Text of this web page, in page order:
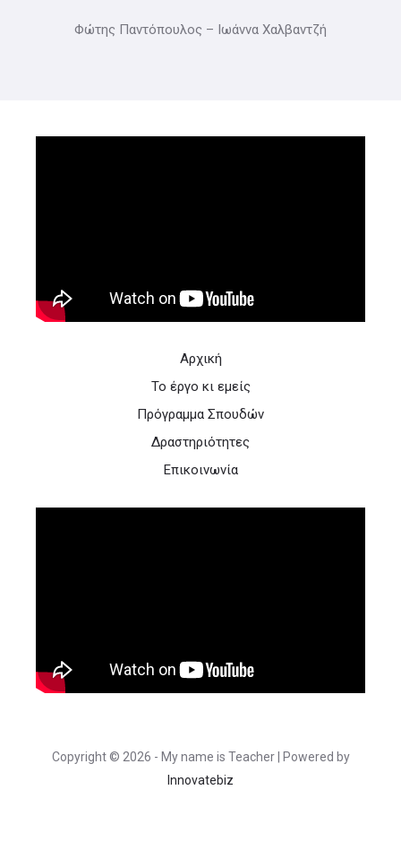
Φώτης Παντόπουλος – Ιωάννα Χαλβαντζή
Αρχική
Το έργο κι εμείς
Πρόγραμμα Σπουδών
Δραστηριότητες
Επικοινωνία
Copyright © 2026 - My name is Teacher | Powered by
Innovatebiz